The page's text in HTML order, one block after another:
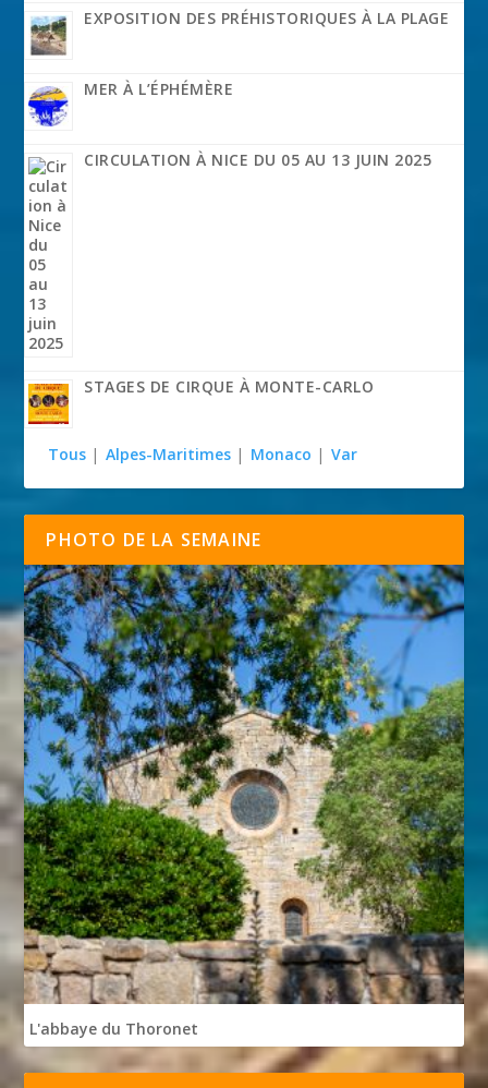
EXPOSITION DES PRÉHISTORIQUES À LA PLAGE
MER À L’ÉPHÉMÈRE
CIRCULATION À NICE DU 05 AU 13 JUIN 2025
STAGES DE CIRQUE À MONTE-CARLO
Tous | Alpes-Maritimes | Monaco | Var
PHOTO DE LA SEMAINE
L'abbaye du Thoronet